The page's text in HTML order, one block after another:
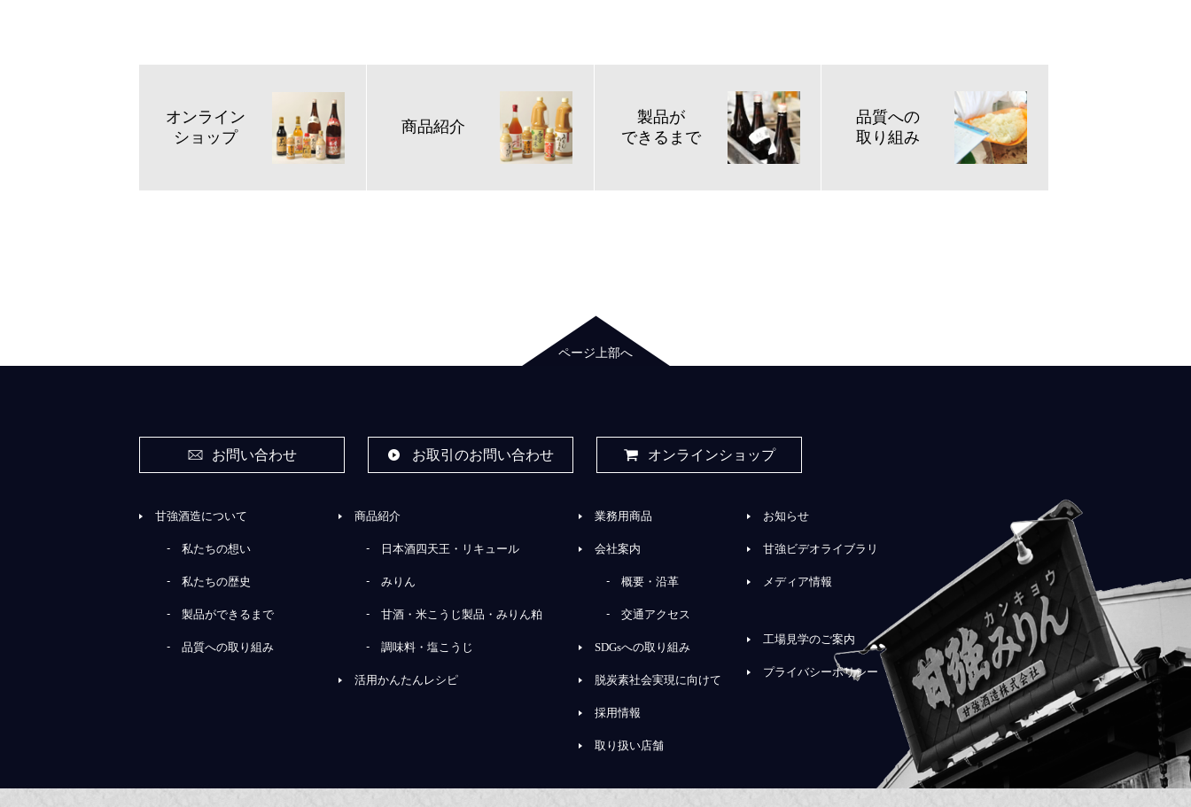
オンライン
ショップ
商品紹介
製品が
できるまで
品質への
取り組み
お問い合わせ お取引のお問い合わせ オンラインショップ
甘強酒造について
私たちの想い
私たちの歴史
製品ができるまで
品質への取り組み
商品紹介
日本酒四天王・リキュール
みりん
甘酒・米こうじ製品・みりん粕
調味料・塩こうじ
活用かんたんレシピ
業務用商品
会社案内
概要・沿革
交通アクセス
SDGsへの取り組み
脱炭素社会実現に向けて
採用情報
取り扱い店舗
お知らせ
甘強ビデオライブラリ
メディア情報
工場見学のご案内
プライバシーポリシー
ページ上部へ